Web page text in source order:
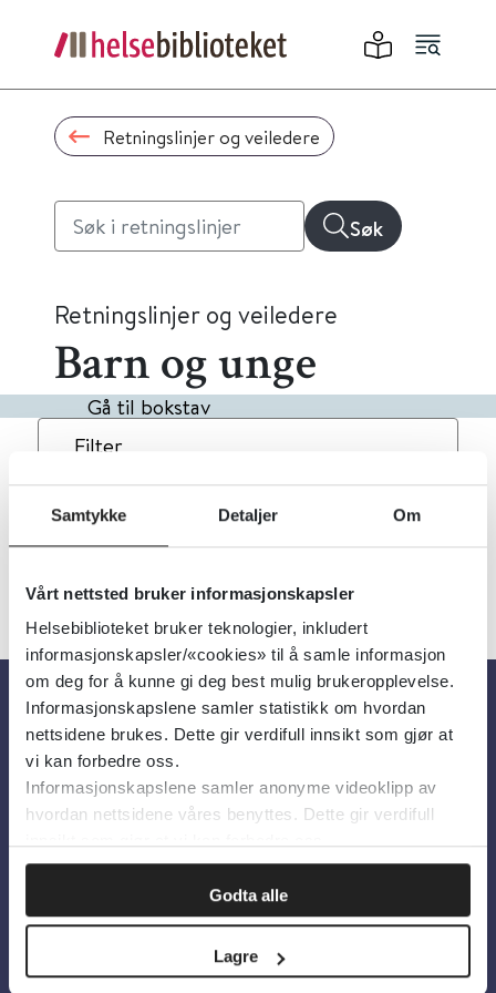
Samtykke Detaljer Om
Vårt nettsted bruker informasjonskapsler
Helsebiblioteket bruker teknologier, inkludert
informasjonskapsler/«cookies» til å samle informasjon
om deg for å kunne gi deg best mulig brukeropplevelse.
Informasjonskapslene samler statistikk om hvordan
nettsidene brukes. Dette gir verdifull innsikt som gjør at
vi kan forbedre oss.
Informasjonskapslene samler anonyme videoklipp av
hvordan nettsidene våres benyttes. Dette gir verdifull
Godta alle
Lagre
Retningslinjer og veiledere
Søk
Retningslinjer og veiledere
Barn og unge
Gå til bokstav
Filter
2Treff Dato Alfabetisk
Om oss
Om Helsebiblioteket
Personvern og informasjonskapsler
Tilgjengelighetserklæring
Information in English
Bilder fra Colourbox.com